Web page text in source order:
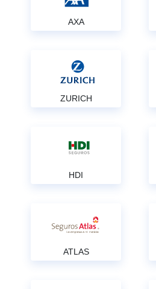
AXA
ZURICH
HDI
ATLAS